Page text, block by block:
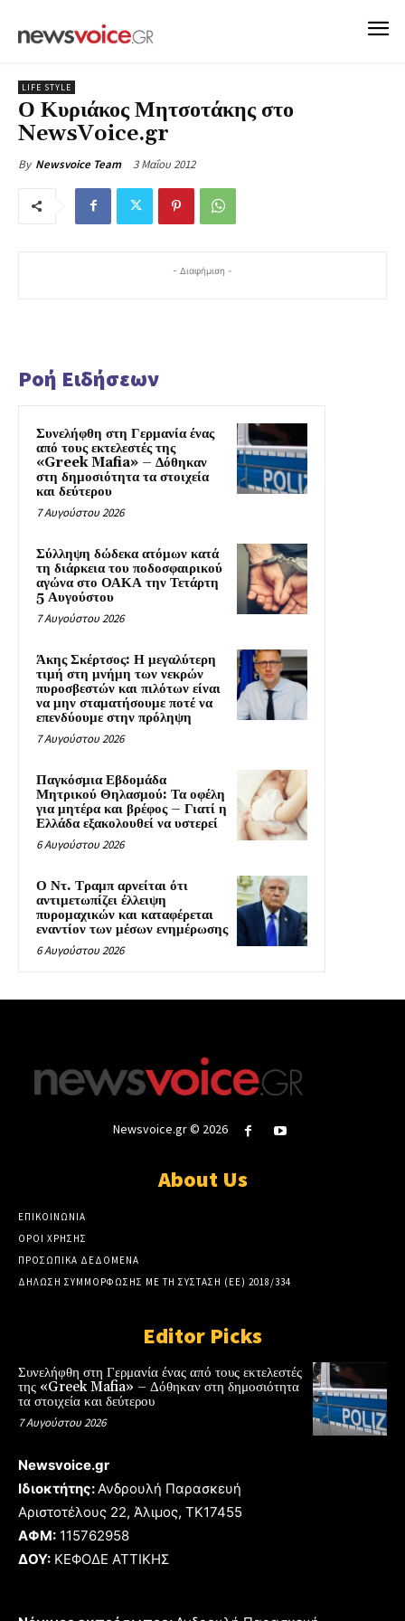
LIFE STYLE
Ο Κυριάκος Μητσοτάκης στο
NewsVoice.gr
By Newsvoice Team 3 Μαΐου 2012
- Διαφήμιση -
Ροή Ειδήσεων
Συνελήφθη στη Γερμανία ένας
από τους εκτελεστές της
«Greek Mafia» – Δόθηκαν
στη δημοσιότητα τα στοιχεία
και δεύτερου
7 Αυγούστου 2026
Σύλληψη δώδεκα ατόμων κατά
τη διάρκεια του ποδοσφαιρικού
αγώνα στο ΟΑΚΑ την Τετάρτη
5 Αυγούστου
7 Αυγούστου 2026
Άκης Σκέρτσος: Η μεγαλύτερη
τιμή στη μνήμη των νεκρών
πυροσβεστών και πιλότων είναι
να μην σταματήσουμε ποτέ να
επενδύουμε στην πρόληψη
7 Αυγούστου 2026
Παγκόσμια Εβδομάδα
Μητρικού Θηλασμού: Τα οφέλη
για μητέρα και βρέφος – Γιατί η
Ελλάδα εξακολουθεί να υστερεί
6 Αυγούστου 2026
Ο Ντ. Τραμπ αρνείται ότι
αντιμετωπίζει έλλειψη
πυρομαχικών και καταφέρεται
εναντίον των μέσων ενημέρωσης
6 Αυγούστου 2026
Newsvoice.gr © 2026
About Us
ΕΠΙΚΟΙΝΩΝΙΑ
ΟΡΟΙ ΧΡΗΣΗΣ
ΠΡΟΣΩΠΙΚΑ ΔΕΔΟΜΕΝΑ
ΔΗΛΩΣΗ ΣΥΜΜΟΡΦΩΣΗΣ ΜΕ ΤΗ ΣΥΣΤΑΣΗ (ΕΕ) 2018/334
Editor Picks
Συνελήφθη στη Γερμανία ένας από τους εκτελεστές
της «Greek Mafia» – Δόθηκαν στη δημοσιότητα
τα στοιχεία και δεύτερου
7 Αυγούστου 2026
Newsvoice.gr
Ιδιοκτήτης:Ανδρουλή Παρασκευή
Αριστοτέλους 22, Άλιμος, TK17455
ΑΦΜ: 115762958
ΔΟΥ: ΚΕΦΟΔΕ ΑΤΤΙΚΗΣ